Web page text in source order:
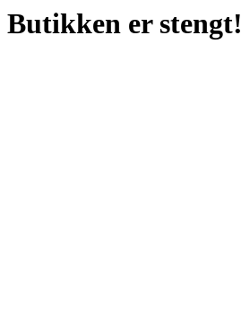
Butikken er stengt!